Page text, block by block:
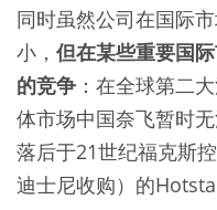
同时虽然公司在国际
小， 但在某些重要国
的竞争 ：在全球第二
体市场中国奈飞暂时
落后于21世纪福克斯
迪士尼收购）的Hotstar